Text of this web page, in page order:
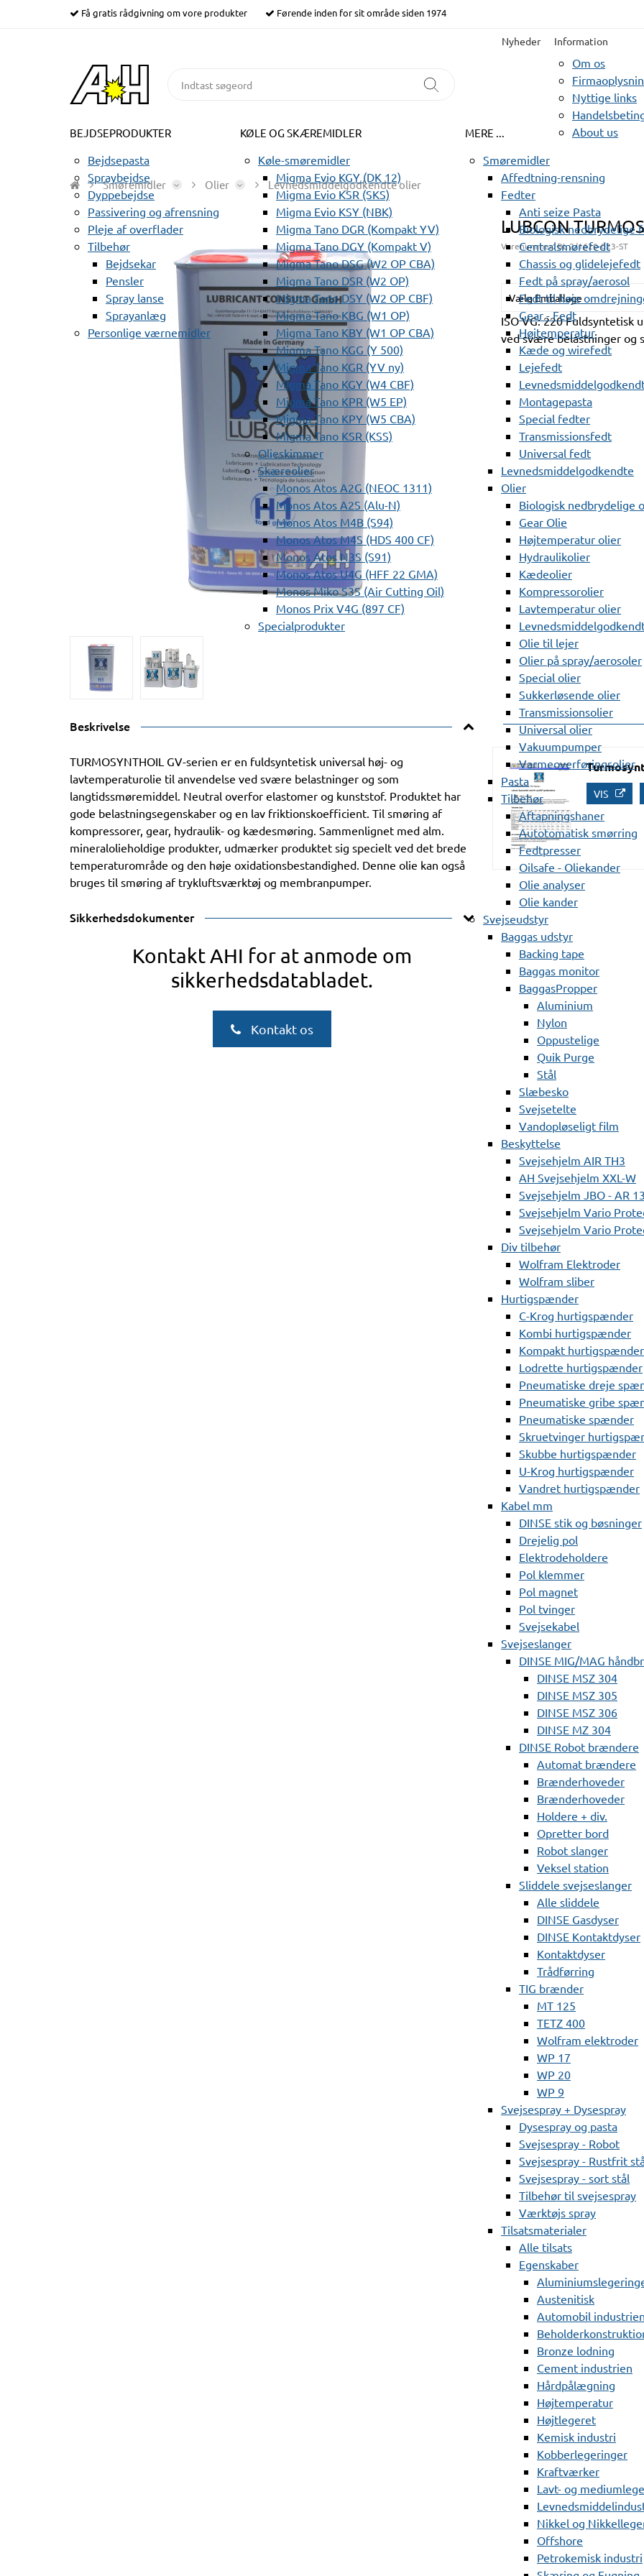
Få gratis rådgivning om vore produkter Førende inden for sit område siden 1974
Nyheder Information
Om os
Nyttige links
About us
BEJDSEPRODUKTER
Bejdsepasta
Spraybejdse
Dyppebejdse
Passivering og afrensning
Pleje af overflader
Tilbehør
Bejdsekar
Pensler
Spray lanse
Sprayanlæg
Personlige værnemidler
KØLE OG SKÆREMIDLER
Køle-smøremidler
Migma Evio KGY (DK 12)
Migma Evio KSR (SKS)
Migma Evio KSY (NBK)
Migma Tano DGR (Kompakt YV)
Migma Tano DGY (Kompakt V)
Migma Tano DSG (W2 OP CBA)
Migma Tano DSR (W2 OP)
Migma Tano DSY (W2 OP CBF)
Migma Tano KBG (W1 OP)
Migma Tano KBY (W1 OP CBA)
Migma Tano KGG (Y 500)
Migma Tano KGR (YV ny)
Migma Tano KGY (W4 CBF)
Migma Tano KPR (W5 EP)
Migma Tano KPY (W5 CBA)
Migma Tano KSR (KSS)
Olieskimmer
Skæreolier
Monos Atos A2G (NEOC 1311)
Monos Atos A2S (Alu-N)
Monos Atos M4B (S94)
Monos Atos M4S (HDS 400 CF)
Monos Atos N3S (S91)
Monos Atos U4G (HFF 22 GMA)
Monos Miko S3S (Air Cutting Oil)
Monos Prix V4G (897 CF)
Specialprodukter
MERE ...
Smøremidler
Affedtning-rensning
Fedter
Anti seize Pasta
Biologisk nedbrydelige
Centralsmørefedt
Chassis og glidelejefedt
Fedt på spray/aerosol
Fedt til høje
Gear - Fedt
Højtemperatur
Kæde og wirefedt
Lejefedt
Montagepasta
Special fedter
Transmissionsfedt
Universal fedt
Levnedsmiddelgodkendte
Olier
Biologisk nedbrydelige
Gear Olie
Højtemperatur olier
Hydraulikolier
Kædeolier
Kompressorolier
Lavtemperatur olier
Olie til lejer
Olier på spray/aerosoler
Special olier
Sukkerløsende olier
Transmissionsolier
Universal olier
Vakuumpumper
Varmeoverføringsolier
Pasta
Tilbehør
Aftapningshaner
Autotomatisk smørring
Fedtpresser
Oilsafe - Oliekander
Olie analyser
Olie kander
Svejseudstyr
Baggas udstyr
Backing tape
Baggas monitor
BaggasPropper
Aluminium
Nylon
Oppustelige
Quik Purge
Stål
Slæbesko
Svejsetelte
Vandopløseligt film
Beskyttelse
Svejsehjelm AIR TH3
AH Svejsehjelm XXL-W
Svejsehjelm JBO - AR
Svejsehjelm Vario
Svejsehjelm Vario
Div tilbehør
Wolfram Elektroder
Wolfram sliber
Hurtigspænder
C-Krog hurtigspænder
Kombi hurtigspænder
Kompakt hurtigspænder
Lodrette hurtigspænder
Pneumatiske dreje
Pneumatiske gribe
Pneumatiske spænder
Skruetvinger
Skubbe hurtigspænder
U-Krog hurtigspænder
Vandret hurtigspænder
Kabel mm
DINSE stik og bøsninger
Drejelig pol
Elektrodeholdere
Pol klemmer
Pol magnet
Pol tvinger
Svejsekabel
Svejseslanger
DINSE MIG/MAG
DINSE MSZ 304
DINSE MSZ 305
DINSE MSZ 306
DINSE MZ 304
DINSE Robot brændere
Automat brændere
Brænderhoveder
Brænderhoveder
Holdere + div.
Opretter bord
Robot slanger
Veksel station
Sliddele svejseslanger
Alle sliddele
DINSE Gasdyser
DINSE Kontaktdyser
Kontaktdyser
Trådførring
TIG brænder
MT 125
TETZ 400
Wolfram elektroder
WP 17
WP 20
WP 9
Svejsespray + Dysespray
Dysespray og pasta
Svejsespray - Robot
Svejsespray - Rustfrit
Svejsespray - sort stål
Tilbehør til svejsespray
Værktøjs spray
Tilsatsmaterialer
Alle tilsats
Egenskaber
Austenitisk
Automobil industrien
Bronze lodning
Cement industrien
Hårdpålægning
Højtemperatur
Højtlegeret
Kemisk industri
Kobberlegeringer
Kraftværker
Lavt- og
Nikkel og
Offshore
Petrokemisk industri
Smøremidler Olier Levnedsmiddelgodkendte olier
LUBCON
Varenummer:BL 2/1620-023-ST
Vælg Emballage
ISO VG: 220 Fuldsyntetisk
ved svære belastninger og
Beskrivelse
TURMOSYNTHOIL GV-serien er en fuldsyntetisk universal høj- og
lavtemperaturolie til anvendelse ved svære belastninger og som
langtidssmøremiddel. Neutral overfor elastomer og kunststof. Produktet har
gode belastningsegenskaber og en lav friktionskoefficient. Til smøring af
kompressorer, gear, hydraulik- og kædesmøring. Sammenlignet med alm.
mineralolieholdige produkter, udmærker produktet sig specielt ved det brede
temperaturområde og den høje oxidationsbestandighed. Denne olie kan også
bruges til smøring af trykluftsværktøj og membranpumper.
VIS
Sikkerhedsdokumenter
Kontakt AHI for at anmode om
sikkerhedsdatabladet.
Kontakt os